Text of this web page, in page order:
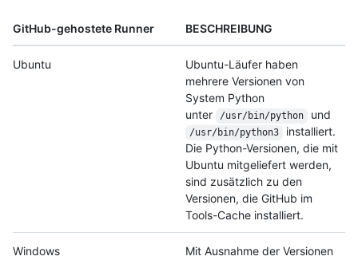
GitHub-gehostete Runner BESCHREIBUNG
Ubuntu
Ubuntu-Läufer haben
mehrere Versionen von
System Python
unter
/usr/bin/python und
/usr/bin/python3
installiert.
Die Python-Versionen, die mit
Ubuntu mitgeliefert werden,
sind zusätzlich zu den
Versionen, die GitHub im
Tools-Cache installiert.
Windows
Mit Ausnahme der Versionen